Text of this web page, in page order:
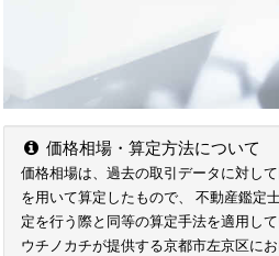
価格相場・算定方法について
価格相場は、過去の取引データに対し
を用いて算定したもので、 不動産鑑定
定を行う際と同等の算定手法を適用して
ウチノカチが提供する京都市左京区に